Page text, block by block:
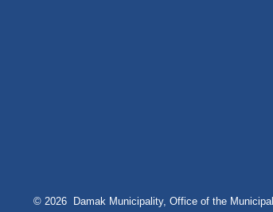
© 2026 Damak Municipality, Office of the